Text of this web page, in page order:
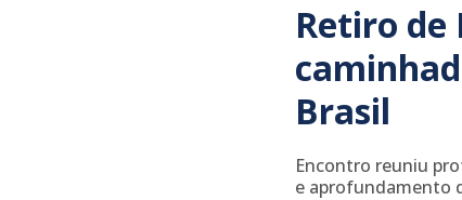
Retiro de
Brasil
Encontro reuniu
e aprofundamento